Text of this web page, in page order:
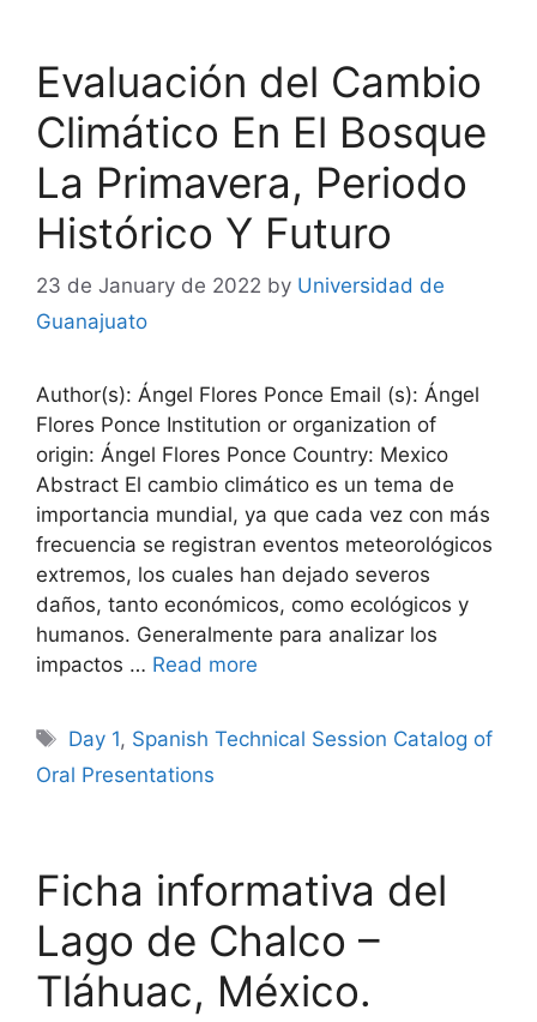
Evaluación del Cambio
Climático En El Bosque
La Primavera, Periodo
Histórico Y Futuro
23 de January de 2022 by Universidad de
Guanajuato
Author(s): Ángel Flores Ponce Email (s): Ángel
Flores Ponce Institution or organization of
origin: Ángel Flores Ponce Country: Mexico
Abstract El cambio climático es un tema de
importancia mundial, ya que cada vez con más
frecuencia se registran eventos meteorológicos
extremos, los cuales han dejado severos
daños, tanto económicos, como ecológicos y
humanos. Generalmente para analizar los
impactos … Read more
Tags
Day 1, Spanish Technical Session Catalog of
Oral Presentations
Ficha informativa del
Lago de Chalco –
Tláhuac, México.